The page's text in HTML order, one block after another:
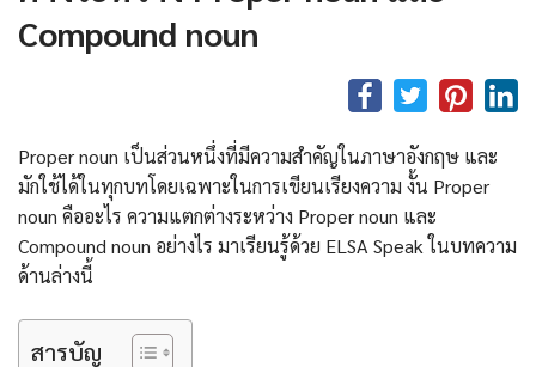
Compound noun
Proper noun เป็นส่วนหนึ่งที่มีความสำคัญในภาษาอังกฤษ และ
มักใช้ได้ในทุกบทโดยเฉพาะในการเขียนเรียงความ งั้น Proper
noun คืออะไร ความแตกต่างระหว่าง Proper noun และ
Compound noun อย่างไร มาเรียนรู้ด้วย ELSA Speak ในบทความ
ด้านล่างนี้
สารบัญ